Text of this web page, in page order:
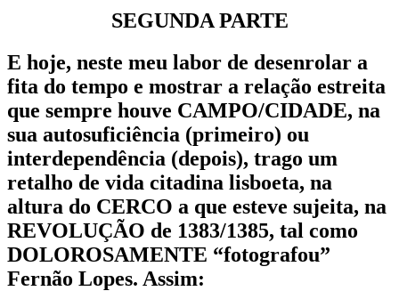
SEGUNDA PARTE
E hoje, neste meu labor de desenrolar a
fita do tempo e mostrar a relação estreita
que sempre houve CAMPO/CIDADE, na
sua autosuficiência (primeiro) ou
interdependência (depois), trago um
retalho de vida citadina lisboeta, na
altura do CERCO a que esteve sujeita, na
REVOLUÇÃO de 1383/1385, tal como
DOLOROSAMENTE “fotografou”
Fernão Lopes. Assim: